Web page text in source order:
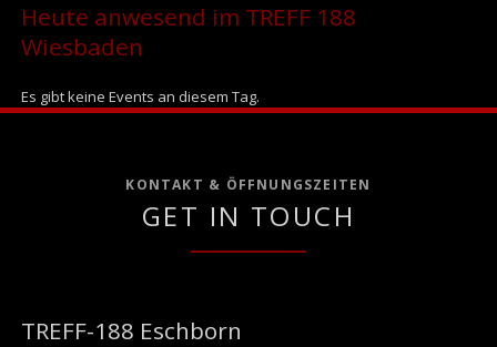
Heute anwesend im TREFF 188
Wiesbaden
Es gibt keine Events an diesem Tag.
KONTAKT & ÖFFNUNGSZEITEN
GET IN TOUCH
TREFF-188 Eschborn